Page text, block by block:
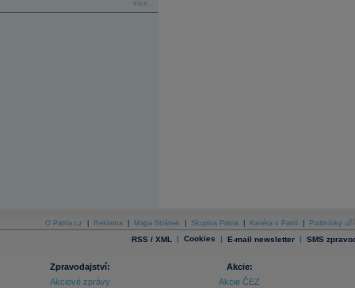
více...
O Patria.cz Reklama Mapa Stránek Skupina Patria Kariéra v Patrii Podmínky
RSS / XML | Cookies | E-mail newsletter | SMS
Zpravodajství:
Akciové zprávy
Akcie:
Akcie ČEZ